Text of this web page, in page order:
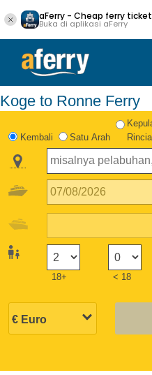
aFerry - Cheap ferry
Buka di aplikasi aFerry
Koge to Ronne Ferry
Kembali Satu Arah
18+ < 18